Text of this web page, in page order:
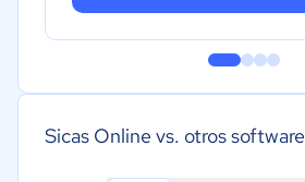
Sicas Online vs. otros software